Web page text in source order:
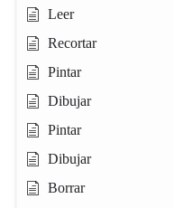
Leer
Recortar
Pintar
Dibujar
Pintar
Dibujar
Borrar